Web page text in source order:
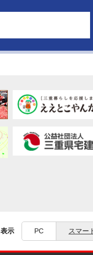
表示 PC スマー